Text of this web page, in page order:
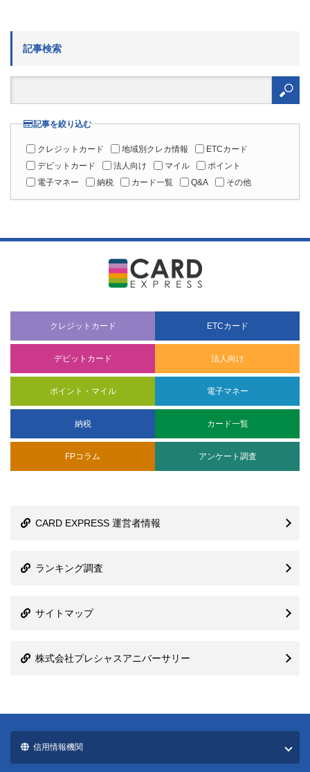
記事検索
検
記事を絞り込む
クレジットカード 地域別クレカ情報
ETCカード
デビットカード
法人向け マイル
ポイント
電子マネー
納税 カード一覧 Q&A その他
クレジットカード ETCカード
デビットカード 法人向け
ポイント・マイル 電子マネー
納税 カード一覧
FPコラム アンケート調査
CARD EXPRESS 運営者情報
ランキング調査
サイトマップ
株式会社プレシャスアニバーサリー
信用情報機関